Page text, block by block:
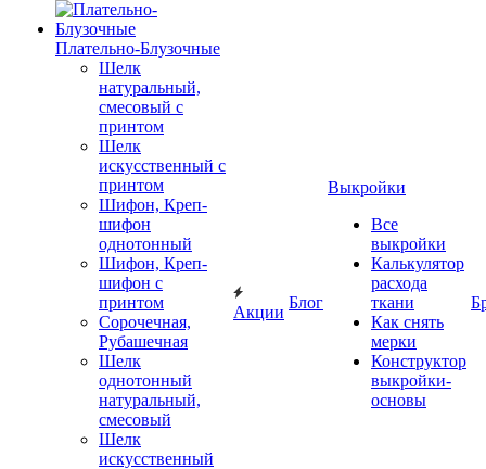
Плательно-Блузочные
Шелк
натуральный,
смесовый с
принтом
Шелк
искусственный с
принтом
Шифон, Креп-
шифон
однотонный
Шифон, Креп-
шифон с
принтом
Сорочечная,
Рубашечная
Шелк
однотонный
натуральный,
смесовый
Шелк
искусственный
Акции
Блог
Выкройки
Все
выкройки
Калькулятор
расхода
ткани
Как снять
мерки
Конструктор
выкройки-
основы